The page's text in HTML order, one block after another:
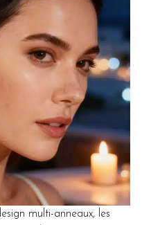
multi-anneaux, les